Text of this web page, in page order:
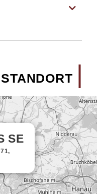
|
SE